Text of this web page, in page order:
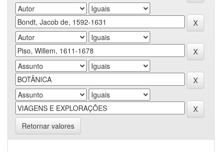
Retornar valores